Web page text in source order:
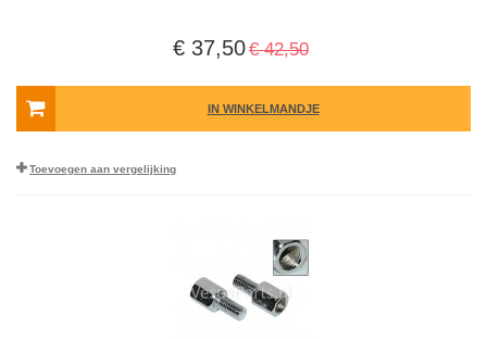
€ 37,50€ 42,50
IN WINKELMANDJE
Toevoegen aan vergelijking